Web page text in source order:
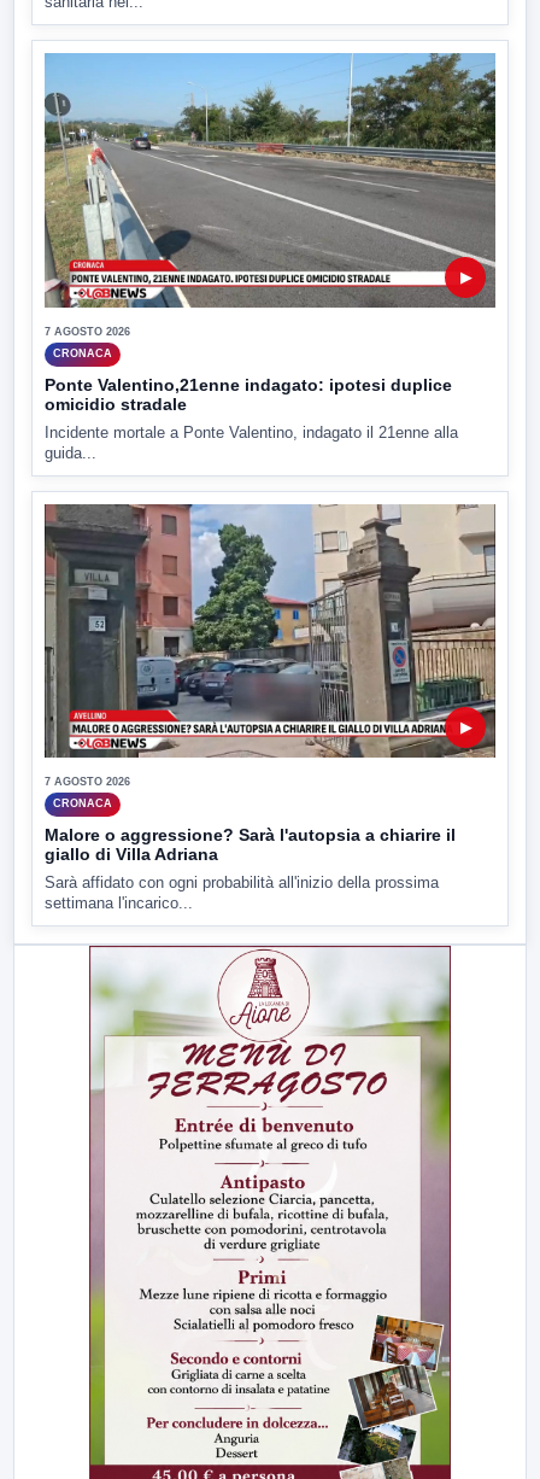
▶
7 AGOSTO 2026
CRONACA
Ponte Valentino,21enne indagato: ipotesi duplice
omicidio stradale
Incidente mortale a Ponte Valentino, indagato il 21enne alla
guida...
▶
7 AGOSTO 2026
CRONACA
Malore o aggressione? Sarà l'autopsia a chiarire il
giallo di Villa Adriana
Sarà affidato con ogni probabilità all'inizio della prossima
settimana l'incarico...